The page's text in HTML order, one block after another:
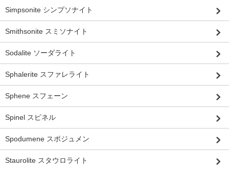
Simpsonite シンプソナイト
Smithsonite スミソナイト
Sodalite ソーダライト
Sphalerite スファレライト
Sphene スフェーン
Spinel スピネル
Spodumene スポジュメン
Staurolite スタウロライト